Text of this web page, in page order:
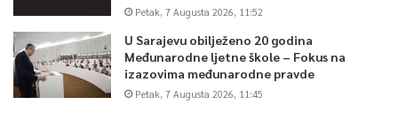
Petak, 7 Augusta 2026, 11:52
U Sarajevu obilježeno 20 godina
Međunarodne ljetne škole – Fokus na
izazovima međunarodne pravde
Petak, 7 Augusta 2026, 11:45